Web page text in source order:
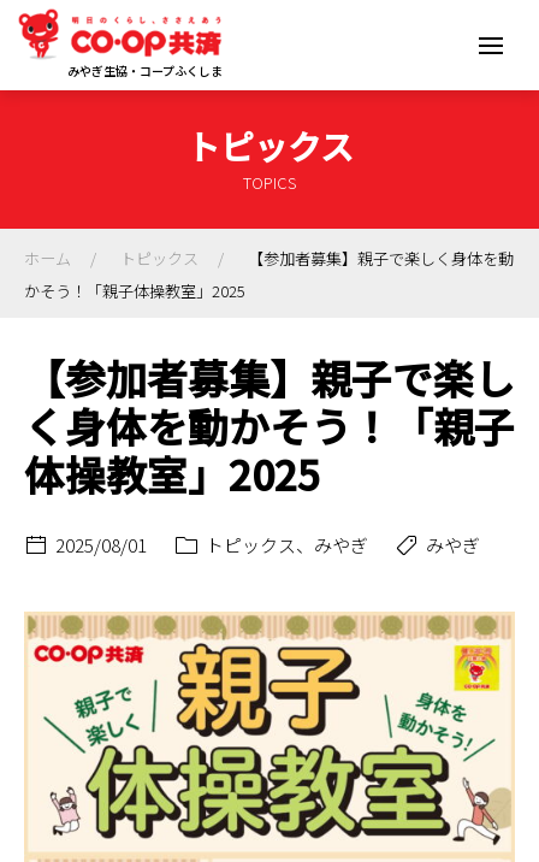
みやぎ生協・コープふくしま
トピックス
TOPICS
ホーム トピックス
【参加者募集】親子で楽しく身体を動
かそう！「親子体操教室」2025
【参加者募集】親子で楽し
く身体を動かそう！「親子
体操教室」2025
2025/08/01 トピックス、 みやぎ みやぎ